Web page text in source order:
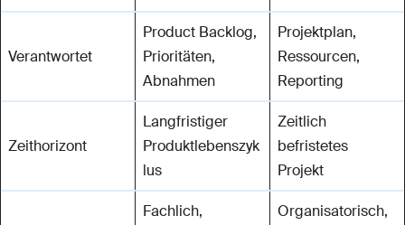
Verantwortet
Product Backlog,
Prioritäten,
Abnahmen
Projektplan,
Ressourcen,
Reporting
Zeithorizont
Langfristiger
Produktlebenszyk
lus
Zeitlich
befristetes
Projekt
Fachlich,
Organisatorisch,